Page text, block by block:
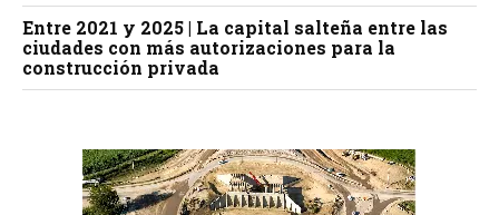
Entre 2021 y 2025 | La capital salteña entre las
ciudades con más autorizaciones para la
construcción privada